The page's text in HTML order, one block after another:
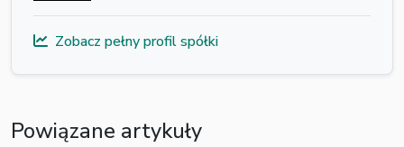
Zobacz pełny profil spółki
Powiązane artykuły